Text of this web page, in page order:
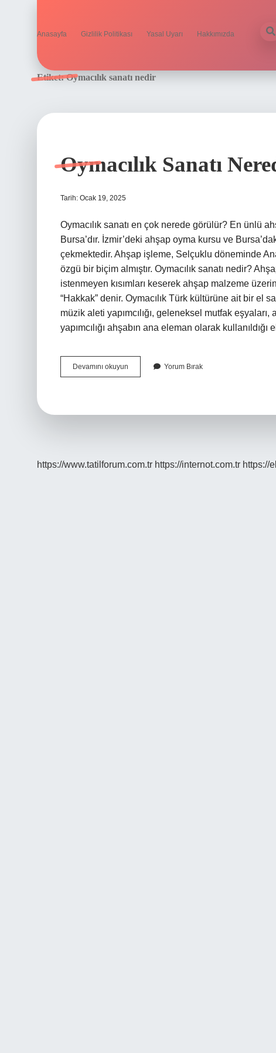
Anasayfa Gizlilik Politikası Yasal Uyarı Hakkımızda
Etiket:Oymacılık sanatı nedir
Oymacılık Sanatı
Tarih: Ocak 19, 2025
Oymacılık sanatı en çok nerede görülür? En ünlü
Bursa’dır. İzmir’deki ahşap oyma kursu ve
çekmektedir. Ahşap işleme, Selçuklu döneminde
özgü bir biçim almıştır. Oymacılık sanatı nedir?
istenmeyen kısımları keserek ahşap malzeme
“Hakkak” denir. Oymacılık Türk kültürüne ait bir el
müzik aleti yapımcılığı, geleneksel mutfak
yapımcılığı ahşabın ana eleman olarak kullanıldığı
Devamını okuyun Oymacılık
Sanatı
Yorum Bırak
https://www.tatilforum.com.tr https://internot.com.tr https://